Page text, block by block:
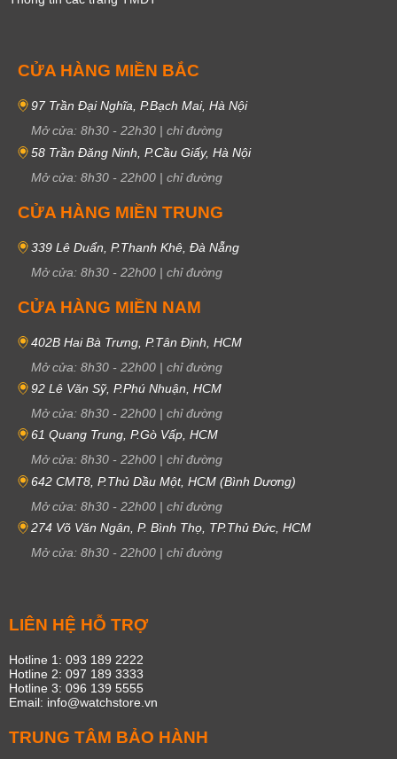
CỬA HÀNG MIỀN BẮC
97 Trần Đại Nghĩa, P.Bạch Mai, Hà Nội
Mở cửa: 8h30 - 22h30 | chỉ đường
58 Trần Đăng Ninh, P.Cầu Giấy, Hà Nội
Mở cửa: 8h30 - 22h00 | chỉ đường
CỬA HÀNG MIỀN TRUNG
339 Lê Duẩn, P.Thanh Khê, Đà Nẵng
Mở cửa: 8h30 - 22h00 | chỉ đường
CỬA HÀNG MIỀN NAM
402B Hai Bà Trưng, P.Tân Định, HCM
Mở cửa: 8h30 - 22h00 | chỉ đường
92 Lê Văn Sỹ, P.Phú Nhuận, HCM
Mở cửa: 8h30 - 22h00 | chỉ đường
61 Quang Trung, P.Gò Vấp, HCM
Mở cửa: 8h30 - 22h00 | chỉ đường
642 CMT8, P.Thủ Dầu Một, HCM (Bình Dương)
Mở cửa: 8h30 - 22h00 | chỉ đường
274 Võ Văn Ngân, P. Bình Thọ, TP.Thủ Đức, HCM
Mở cửa: 8h30 - 22h00 | chỉ đường
LIÊN HỆ HỖ TRỢ
Hotline 1: 093 189 2222
Hotline 2: 097 189 3333
Hotline 3: 096 139 5555
Email: info@watchstore.vn
TRUNG TÂM BẢO HÀNH